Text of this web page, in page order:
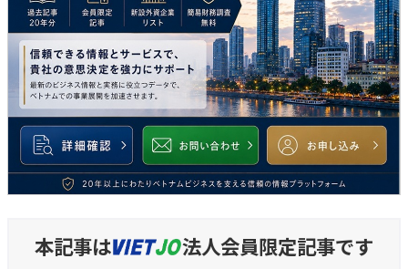
本記事は 法人会員限定記事です